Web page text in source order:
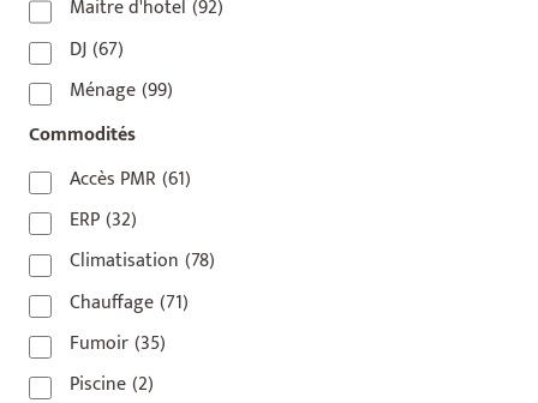
75020
92110(1)
92800(1)
93
(1)
93 420(1)
93100(1)
93200
93500 (1)
Maitre d'hotel (92)
DJ(67)
Ménage(99)
Commodités
Accès PMR (61)
ERP(32)
Climatisation (78)
Chauffage(71)
Fumoir(35)
Piscine(2)